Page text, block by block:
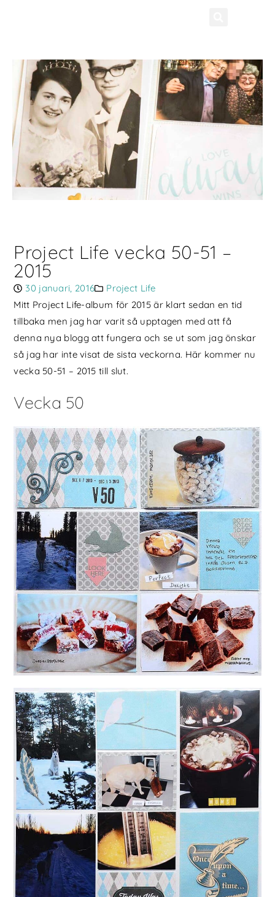
Project Life vecka 50-51 –
2015
30 januari, 2016
Project Life
Mitt Project Life-album för 2015 är klart sedan en tid
tillbaka men jag har varit så upptagen med att få
denna nya blogg att fungera och se ut som jag önskar
så jag har inte visat de sista veckorna. Här kommer nu
vecka 50-51 – 2015 till slut.
Vecka 50